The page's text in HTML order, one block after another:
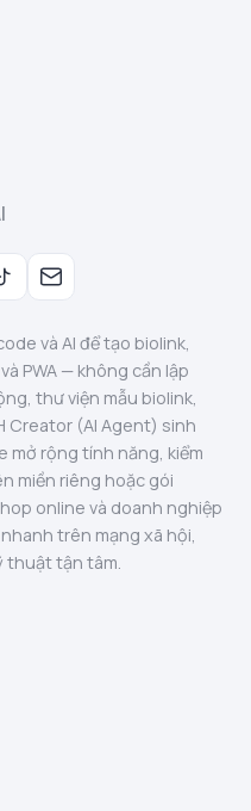
và AI để tạo biolink,
PWA — không cần lập
thư viện mẫu biolink,
Creator (AI Agent) sinh
mở rộng tính năng, kiểm
miền riêng hoặc gói
online và doanh nghiệp
trên mạng xã hội,
thuật tận tâm.